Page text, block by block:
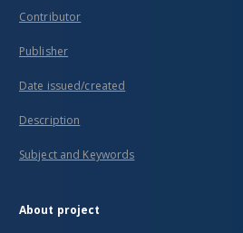
Contributor
Publisher
Date issued/created
Description
Subject and Keywords
About project